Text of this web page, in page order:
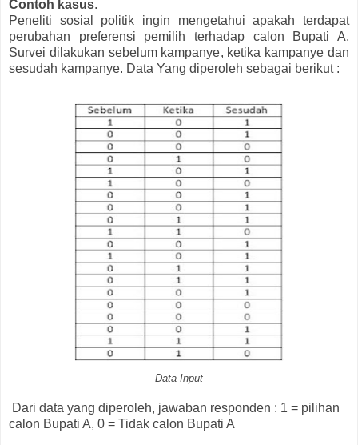
Contoh kasus.
Peneliti sosial politik ingin mengetahui apakah terdapat
perubahan preferensi pemilih terhadap calon Bupati A.
Survei dilakukan sebelum kampanye, ketika kampanye dan
sesudah kampanye. Data Yang diperoleh sebagai berikut :
Data Input
Dari data yang diperoleh, jawaban responden : 1 = pilihan
calon Bupati A, 0 = Tidak calon Bupati A